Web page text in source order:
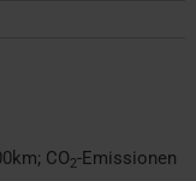
; CO2-Emissionen